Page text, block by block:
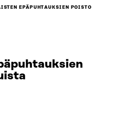
EPÄPUHTAUKSIEN POISTO